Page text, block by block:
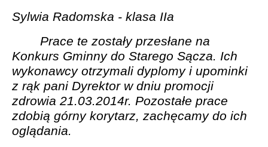
Sylwia Radomska - klasa IIa
Prace te zostały przesłane na
Konkurs Gminny do Starego Sącza. Ich
wykonawcy otrzymali dyplomy i upominki
z rąk pani Dyrektor w dniu promocji
zdrowia 21.03.2014r. Pozostałe prace
zdobią górny korytarz, zachęcamy do ich
oglądania.